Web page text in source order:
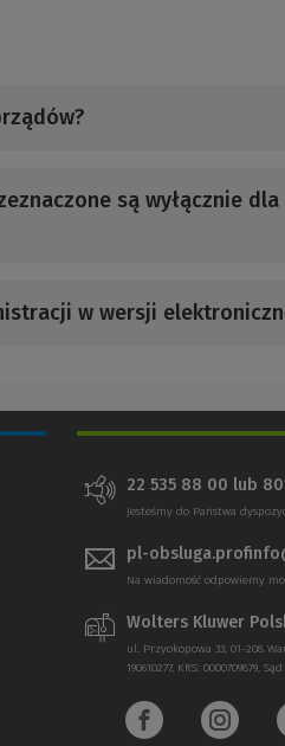
są wyłącznie dla
w wersji
22 535 88 00 lub
Jesteśmy do Państwa
pl-
Na wiadomość odpowiemy
Wolters Kluwer
ul. Przyokopowa 33, 01-208
190610277, KRS: 0000709879,